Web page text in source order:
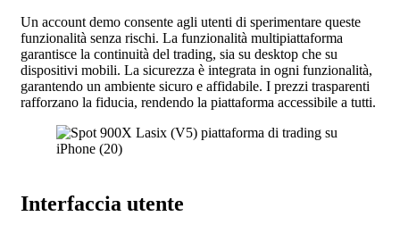
Un account demo consente agli utenti di sperimentare queste
funzionalità senza rischi. La funzionalità multipiattaforma
garantisce la continuità del trading, sia su desktop che su
dispositivi mobili. La sicurezza è integrata in ogni funzionalità,
garantendo un ambiente sicuro e affidabile. I prezzi trasparenti
rafforzano la fiducia, rendendo la piattaforma accessibile a tutti.
Interfaccia utente